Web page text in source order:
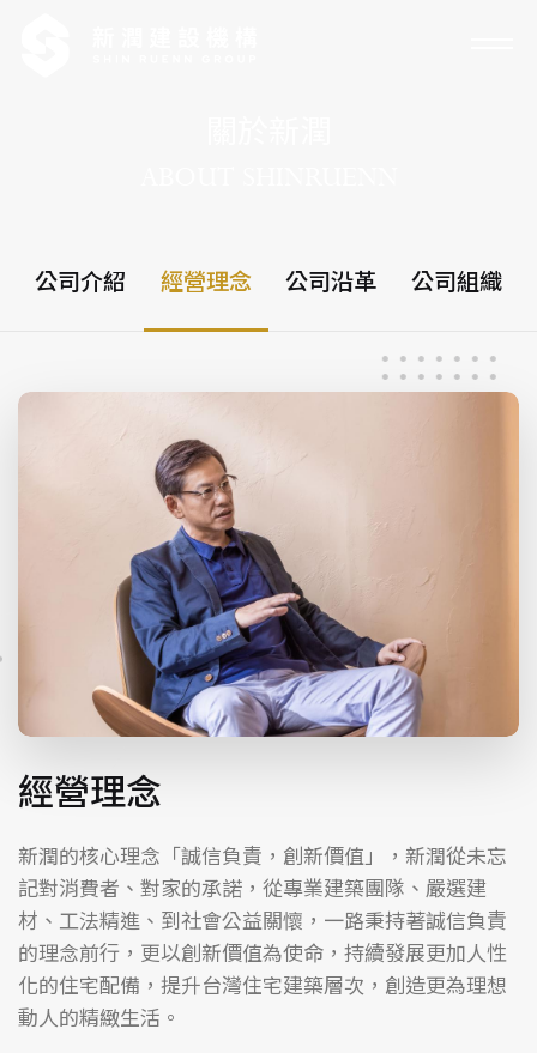
公司介紹 經營理念 公司沿革 公司組織
經營理念
新潤的核心理念「誠信負責，創新價值」，新潤從未忘
記對消費者、對家的承諾，從專業建築團隊、嚴選建
材、工法精進、到社會公益關懷，一路秉持著誠信負責
的理念前行，更以創新價值為使命，持續發展更加人性
化的住宅配備，提升台灣住宅建築層次，創造更為理想
動人的精緻生活。